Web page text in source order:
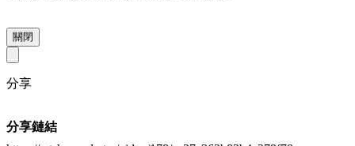
關閉
分享
分享鏈結